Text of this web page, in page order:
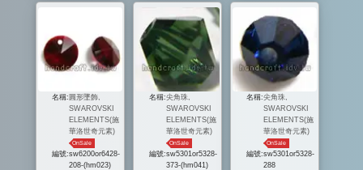
名稱: 圓形墜飾,
SWAROVSKI
ELEMENTS(施
華洛世奇元素)
OnSale
編號:sw6200or6428-
208-(hm023)
名稱:尖角珠,
SWAROVSKI
ELEMENTS(施
華洛世奇元素)
OnSale
編號:sw5301or5328-
373-(hm041)
名稱:尖角珠,
SWAROVSKI
ELEMENTS(施
華洛世奇元素)
OnSale
編號:sw5301or5328-
288